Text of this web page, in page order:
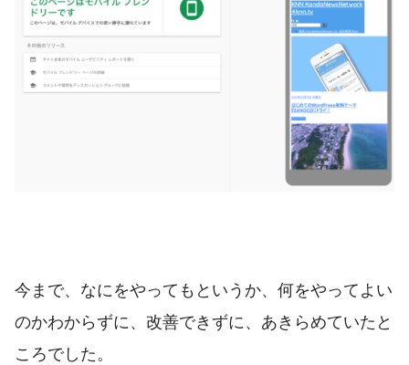
今まで、なにをやってもというか、何をやってよい
のかわからずに、改善できずに、あきらめていたと
ころでした。